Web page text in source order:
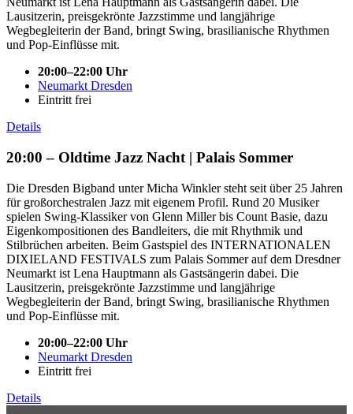
Lausitzerin, preisgekrönte Jazzstimme und langjährige
Wegbegleiterin der Band, bringt Swing, brasilianische Rhythmen
und Pop-Einflüsse mit.
20:00–22:00 Uhr
Neumarkt Dresden
Eintritt frei
Details
20:00 – Oldtime Jazz Nacht | Palais Sommer
Die Dresden Bigband unter Micha Winkler steht seit über 25 Jahren
für großorchestralen Jazz mit eigenem Profil. Rund 20 Musiker
spielen Swing-Klassiker von Glenn Miller bis Count Basie, dazu
Eigenkompositionen des Bandleiters, die mit Rhythmik und
Stilbrüchen arbeiten. Beim Gastspiel des INTERNATIONALEN
DIXIELAND FESTIVALS zum Palais Sommer auf dem Dresdner
Neumarkt ist Lena Hauptmann als Gastsängerin dabei. Die
Lausitzerin, preisgekrönte Jazzstimme und langjährige
Wegbegleiterin der Band, bringt Swing, brasilianische Rhythmen
und Pop-Einflüsse mit.
20:00–22:00 Uhr
Neumarkt Dresden
Eintritt frei
Details